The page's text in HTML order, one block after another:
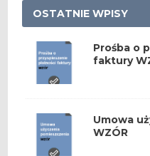
OSTATNIE WPISY
Prośba o
faktury
Umowa
WZÓR